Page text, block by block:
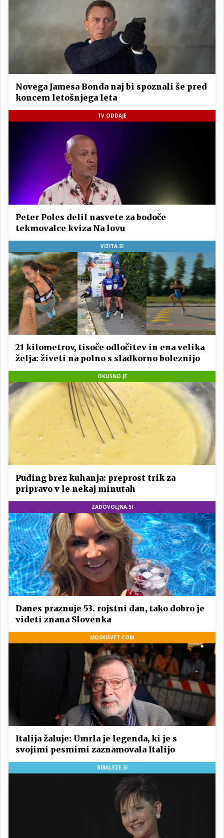
Novega Jamesa Bonda naj bi spoznali še pred
koncem letošnjega leta
TV ODDAJE
Peter Poles delil nasvete za bodoče
tekmovalce kviza Na lovu
VIZITA.SI
21 kilometrov, tisoče odločitev in ena velika
želja: živeti na polno s sladkorno boleznijo
OKUSNO.JE
Puding brez kuhanja: preprost trik za
pripravo v le nekaj minutah
ZADOVOLJNA.SI
Danes praznuje 53. rojstni dan, tako dobro je
videti znana Slovenka
MOSKISVET.COM
Italija žaluje: Umrla je legenda, ki je s
svojimi pesmimi zaznamovala Italijo
BIBALEZE.SI